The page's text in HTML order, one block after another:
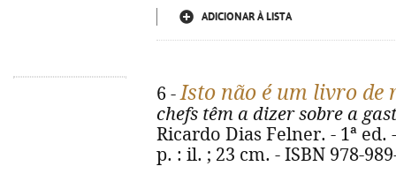
ADICIONAR À LISTA
6 -Isto não é um livro de
chefs têm a dizer sobre a
Ricardo Dias Felner. - 1ª ed.
p. : il. ; 23 cm. - ISBN 978-